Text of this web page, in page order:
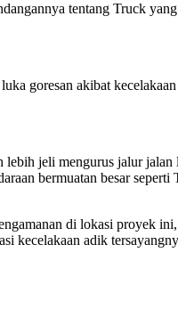
tentang Truck
goresan akibat
jeli mengurus jalur
bermuatan besar
di lokasi proyek
kecelakaan adik